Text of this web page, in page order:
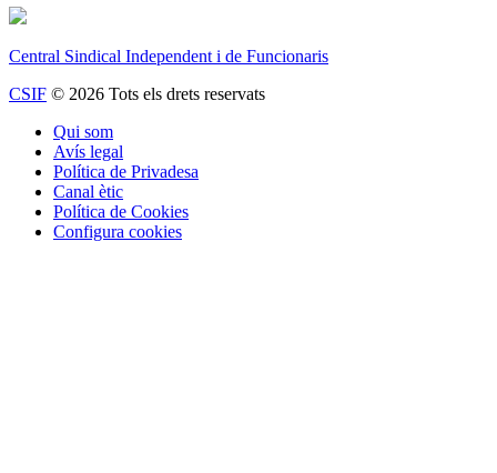
Central Sindical Independent i de Funcionaris
CSIF © 2026 Tots els drets reservats
Qui som
Avís legal
Política de Privadesa
Canal ètic
Política de Cookies
Configura cookies